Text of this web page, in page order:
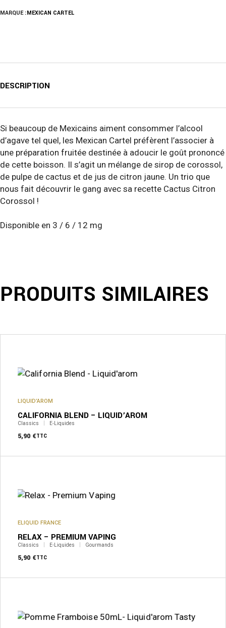
MARQUE :MEXICAN CARTEL
DESCRIPTION
Si beaucoup de Mexicains aiment consommer l’alcool
d’agave tel quel, les Mexican Cartel préfèrent l’associer à
une préparation fruitée destinée à adoucir le goût prononcé
de cette boisson. Il s’agit un mélange de sirop de corossol,
de pulpe de cactus et de jus de citron jaune. Un trio que
nous fait découvrir le gang avec sa recette Cactus Citron
Corossol !
Disponible en 3 / 6 / 12 mg
PRODUITS SIMILAIRES
LIQUID’AROM
CALIFORNIA BLEND – LIQUID’AROM
Classics E-Liquides
5,90 €TTC
variations.
peuvent
choisies
page
produit
ELIQUID FRANCE
RELAX – PREMIUM VAPING
Classics E-Liquides Gourmands
5,90 €TTC
variations.
peuvent
choisies
page
produit